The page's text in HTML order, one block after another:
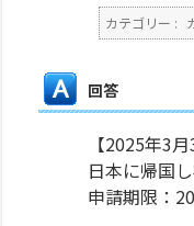
カテゴリー :
回答
【2025年3
日本に帰国
申請期限：